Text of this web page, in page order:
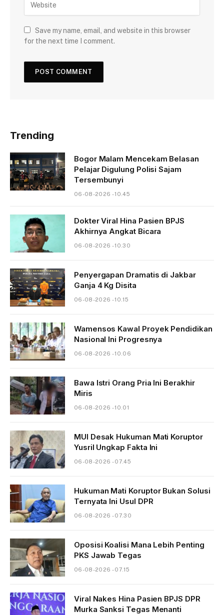
Save my name, email, and website in this browser
for the next time I comment.
Trending
Bogor Malam Mencekam Belasan
Pelajar Digulung Polisi Sajam
Tersembunyi
06-08-2026 - 10.45
Dokter Viral Hina Pasien BPJS
Akhirnya Angkat Bicara
06-08-2026 - 10.30
Penyergapan Dramatis di Jakbar
Ganja 4 Kg Disita
06-08-2026 - 10.15
Wamensos Kawal Proyek Pendidikan
Nasional Ini Progresnya
06-08-2026 - 10.06
Bawa Istri Orang Pria Ini Berakhir
Miris
06-08-2026 - 10.01
MUI Desak Hukuman Mati Koruptor
Yusril Ungkap Fakta Ini
06-08-2026 - 07.45
Hukuman Mati Koruptor Bukan Solusi
Ternyata Ini Usul DPR
06-08-2026 - 07.30
Oposisi Koalisi Mana Lebih Penting
PKS Jawab Tegas
06-08-2026 - 07.15
Viral Nakes Hina Pasien BPJS DPR
Murka Sanksi Tegas Menanti